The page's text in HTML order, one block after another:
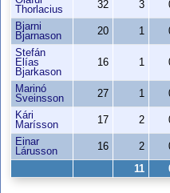
Thorlacius
32 3
Bjarni
Bjarnason
20 1
Stefán
Elías
Bjarkason
16 1
Marinó
Sveinsson
27 1
Kári
Marísson
17 2
Einar
Lárusson
16 2
11